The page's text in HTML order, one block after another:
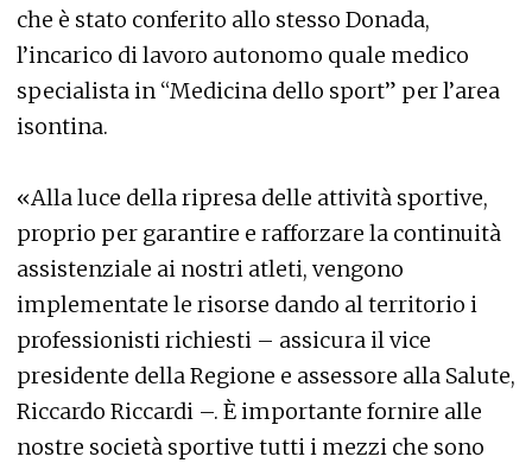
che è stato conferito allo stesso Donada,
l’incarico di lavoro autonomo quale medico
specialista in “Medicina dello sport” per l’area
isontina.
«Alla luce della ripresa delle attività sportive,
proprio per garantire e rafforzare la continuità
assistenziale ai nostri atleti, vengono
implementate le risorse dando al territorio i
professionisti richiesti – assicura il vice
presidente della Regione e assessore alla Salute,
Riccardo Riccardi –. È importante fornire alle
nostre società sportive tutti i mezzi che sono